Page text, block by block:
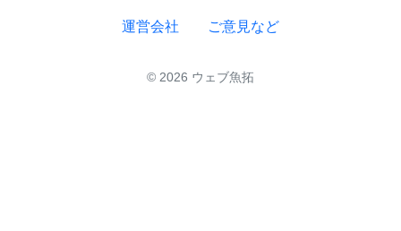
運営会社 ご意見など
© 2026 ウェブ魚拓